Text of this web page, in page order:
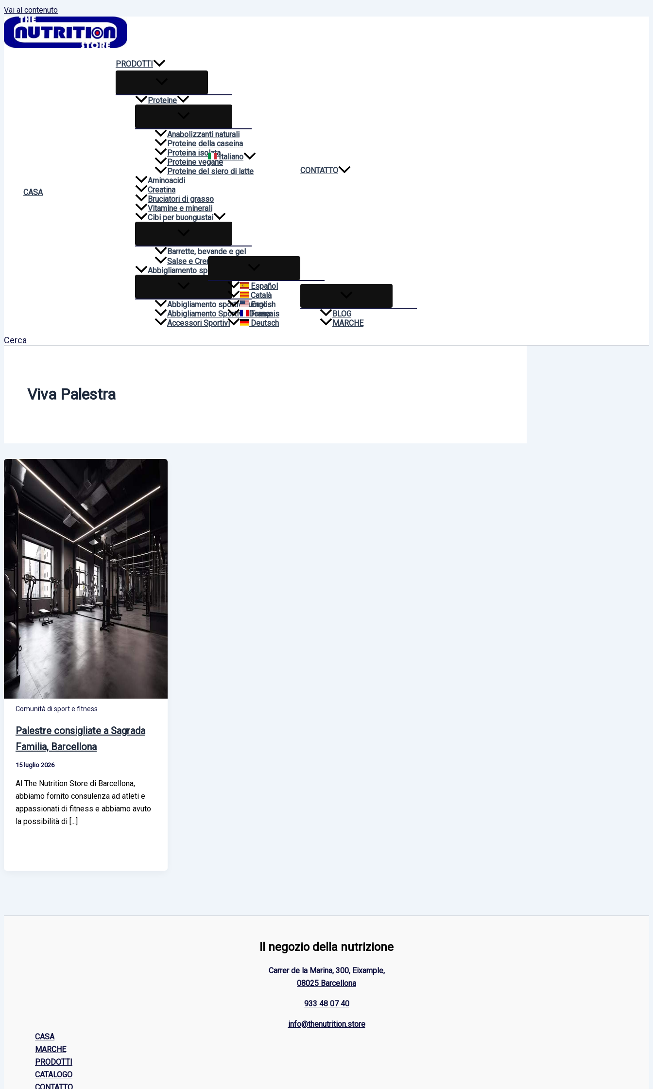
Vai al contenuto
CASA
PRODOTTI
Proteine
Anabolizzanti naturali
Proteine della caseina
Proteina isolata
Proteine vegane
Proteine del siero di latte
Aminoacidi
Creatina
Bruciatori di grasso
Vitamine e minerali
Cibi per buongustai
Barrette, bevande e gel
Salse e Creme
Abbigliamento sportivo
Abbigliamento sportivo uomo
Abbigliamento Sportivo Donna
Accessori Sportivi
Italiano
Español
Català
English
Français
Deutsch
CONTATTO
BLOG
MARCHE
Cerca
Viva Palestra
Comunità di sport e fitness
Palestre consigliate a Sagrada
Familia, Barcellona
15 luglio 2026
Al The Nutrition Store di Barcellona,
abbiamo fornito consulenza ad atleti e
appassionati di fitness e abbiamo avuto
la possibilità di [...]
Il negozio della nutrizione
Carrer de la Marina, 300, Eixample,
08025 Barcellona
933 48 07 40
info@thenutrition.store
CASA
MARCHE
PRODOTTI
CATALOGO